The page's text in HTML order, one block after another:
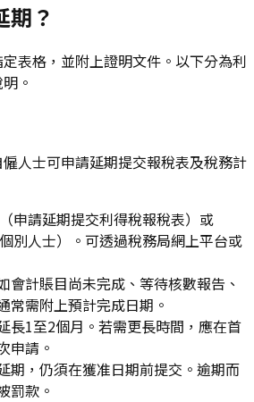
期？
表格，並附上證明文件。以下分為利
。
人士可申請延期提交報稅表及稅務計
申請延期提交利得稅報稅表）或
別人士）。可透過稅務局網上平台或
會計賬目尚未完成、等待核數報告、
常需附上預計完成日期。
長1至2個月。若需更長時間，應在首
申請。
期，仍須在獲准日期前提交。逾期而
罰款。